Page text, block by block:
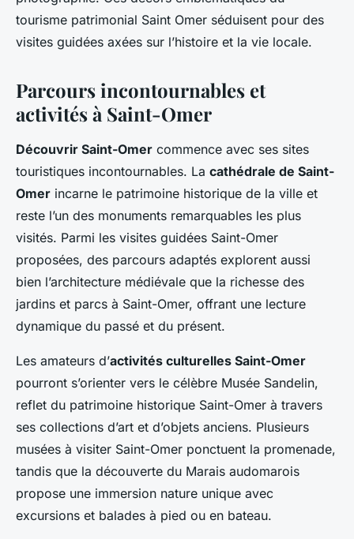
tourisme patrimonial Saint Omer séduisent pour des
visites guidées axées sur l’histoire et la vie locale.
Parcours incontournables et
activités à Saint-Omer
Découvrir Saint-Omer commence avec ses sites
touristiques incontournables. La cathédrale de Saint-
Omer incarne le patrimoine historique de la ville et
reste l’un des monuments remarquables les plus
visités. Parmi les visites guidées Saint-Omer
proposées, des parcours adaptés explorent aussi
bien l’architecture médiévale que la richesse des
jardins et parcs à Saint-Omer, offrant une lecture
dynamique du passé et du présent.
Les amateurs d’activités culturelles Saint-Omer
pourront s’orienter vers le célèbre Musée Sandelin,
reflet du patrimoine historique Saint-Omer à travers
ses collections d’art et d’objets anciens. Plusieurs
musées à visiter Saint-Omer ponctuent la promenade,
tandis que la découverte du Marais audomarois
propose une immersion nature unique avec
excursions et balades à pied ou en bateau.